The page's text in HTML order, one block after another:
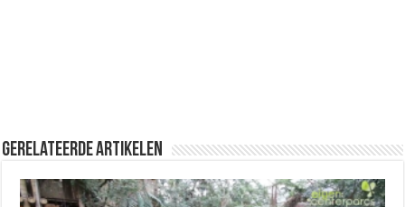
Gerelateerde Artikelen